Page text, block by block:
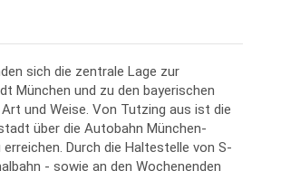
sich die zentrale Lage zur
München und zu den bayerischen
und Weise. Von Tutzing aus ist die
über die Autobahn München-
Durch die Haltestelle von S-
- sowie an den Wochenenden